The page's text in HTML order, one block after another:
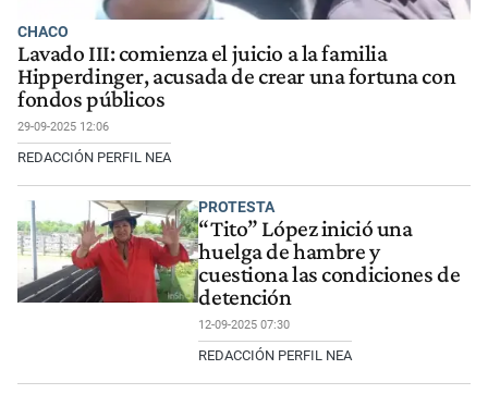
CHACO
Lavado III: comienza el juicio a la familia
Hipperdinger, acusada de crear una fortuna con
fondos públicos
29-09-2025 12:06
REDACCIÓN PERFIL NEA
PROTESTA
“Tito” López inició una
huelga de hambre y
cuestiona las condiciones de
detención
12-09-2025 07:30
REDACCIÓN PERFIL NEA